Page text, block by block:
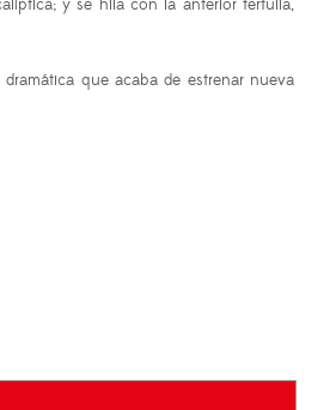
que acaba de estrenar nueva